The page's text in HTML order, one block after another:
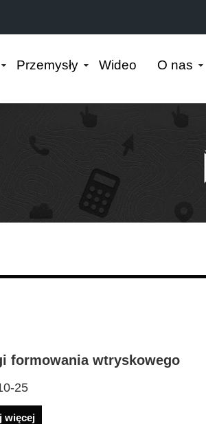
Przemysły Wideo O nas
formowania wtryskowego
25
więcej